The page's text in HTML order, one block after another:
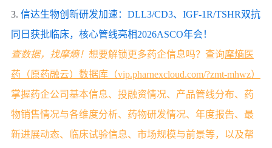
3. 信达生物创新研发加速：DLL3/CD3、IGF-1R/TSHR双抗
同日获批临床，核心管线亮相2026ASCO年会！
查数据，找摩熵！ 想要解锁更多药企信息吗？查询摩熵医
药（原药融云）数据库（vip.pharnexcloud.com/?zmt-mhwz）
掌握药企公司基本信息、投融资情况、产品管线分布、药
物销售情况与各维度分析、药物研发情况、年度报告、最
新进展动态、临床试验信息、市场规模与前景等，以及帮